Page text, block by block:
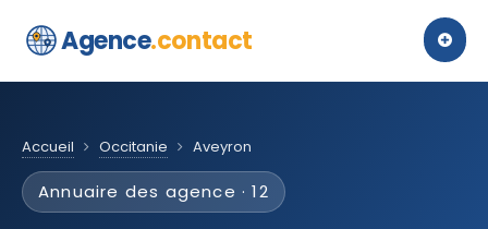
Agence.contact
Accueil Occitanie Aveyron
Annuaire des agence · 12